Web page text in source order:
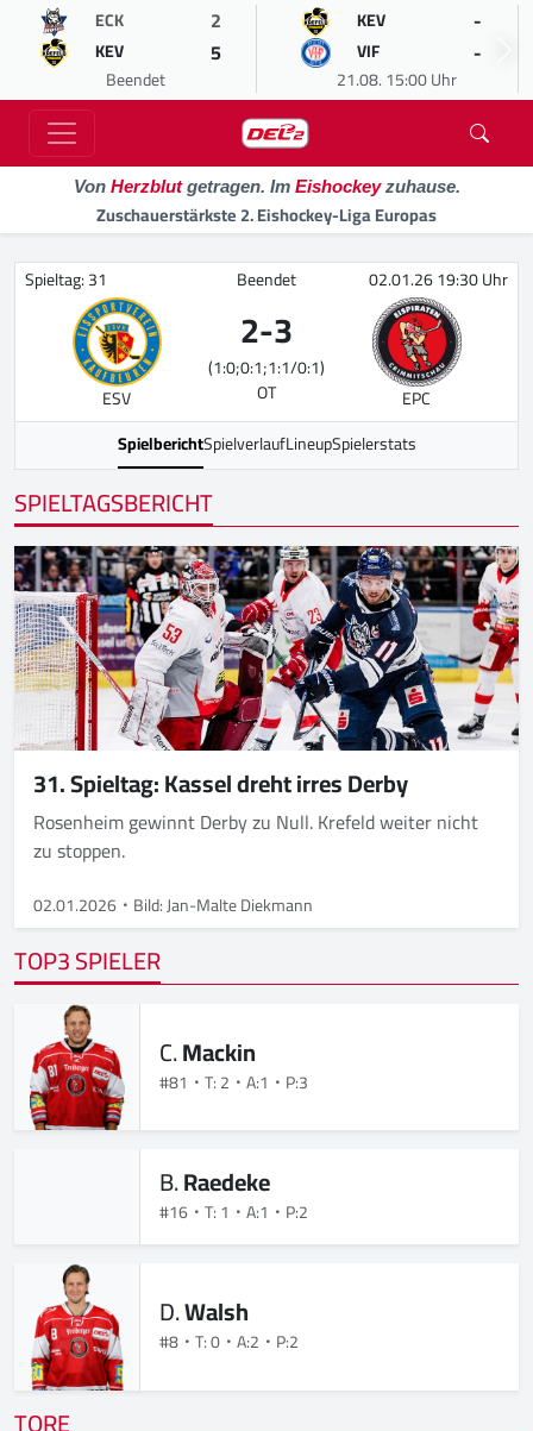
ECK 2
KEV 5
Beendet
KEV -
VIF -
21.08. 15:00 Uhr
Von Herzblutgetragen. Im Eishockeyzuhause.
Zuschauerstärkste 2. Eishockey-Liga Europas
Spieltag: 31 Beendet 02.01.26 19:30 Uhr
ESV
2-3
(1:0;0:1;1:1/0:1)
OT
EPC
SpielberichtSpielverlaufLineupSpielerstats
SPIELTAGSBERICHT
31. Spieltag: Kassel dreht irres Derby
Rosenheim gewinnt Derby zu Null. Krefeld weiter nicht
zu stoppen.
02.01.2026 Bild: Jan-Malte Diekmann
TOP3 SPIELER
C.Mackin
#81 T: 2 A:1 P:3
B.Raedeke
#16 T: 1 A:1 P:2
D.Walsh
#8 T: 0 A:2 P:2